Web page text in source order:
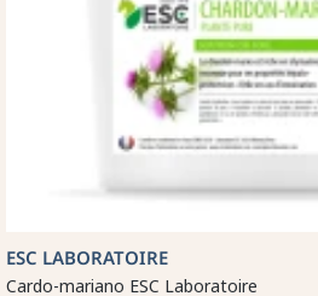
ESC LABORATOIRE
Cardo-mariano ESC Laboratoire